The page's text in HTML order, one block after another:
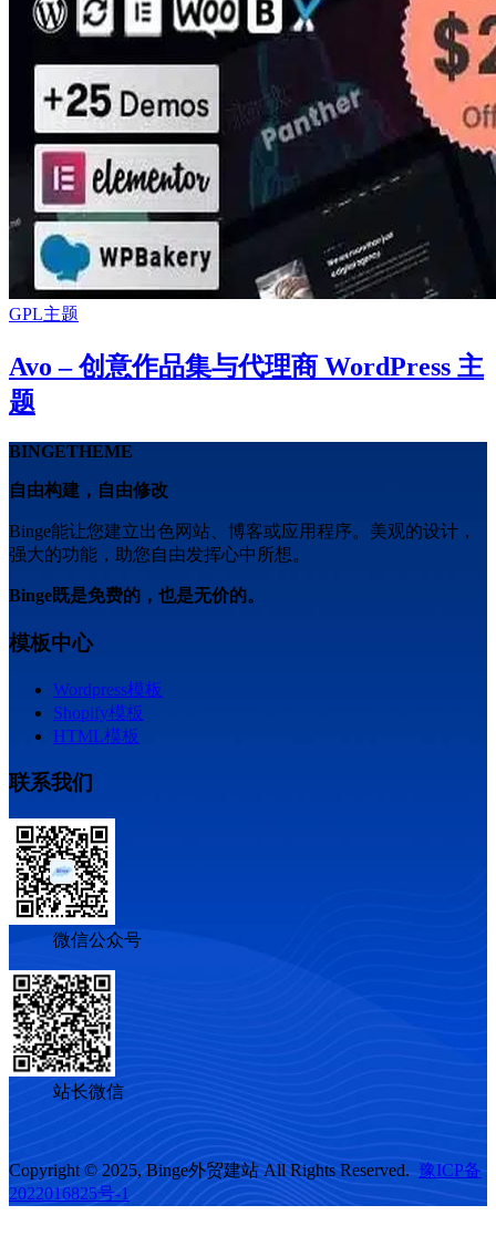
GPL主题
Avo – 创意作品集与代理商 WordPress 主
题
BINGETHEME
自由构建，自由修改
Binge能让您建立出色网站、博客或应用程序。美观的设计，
强大的功能，助您自由发挥心中所想。
Binge既是免费的，也是无价的。
模板中心
Wordpress模板
Shopify模板
HTML模板
联系我们
微信公众号
站长微信
Copyright © 2025, Binge外贸建站 All Rights Reserved. 豫ICP备
2022016825号-1